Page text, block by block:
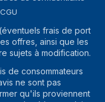
frais de port
offres, ainsi que les
sujets à modification.
de consommateurs
ne sont pas
qu'ils proviennent